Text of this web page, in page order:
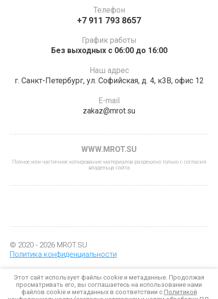
Телефон
+7 911 793 8657
График работы
Без выходных c 06:00 до 16:00
Наш адрес
г. Санкт-Петербург, ул. Софийская, д. 4, к3В, офис 12
E-mail
zakaz@mrot.su
WWW.MROT.SU
Полное или частичное копирование материалов разрешено только с согласия
владельца сайта
© 2020 - 2026 MROT.SU
Политика конфиденциальности
Этот сайт использует файлы cookie и метаданные. Продолжая
просматривать его, вы соглашаетесь на использование нами
файлов cookie и метаданных в соответствии с Политикой